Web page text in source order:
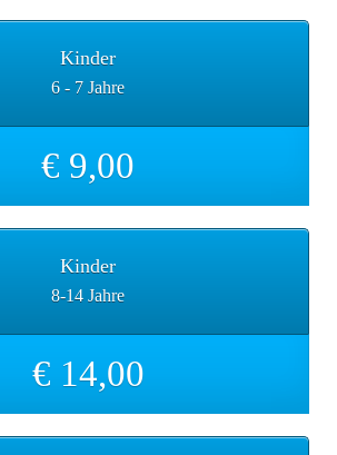
Kinder
6 - 7 Jahre
€ 9,00
Kinder
8-14 Jahre
€ 14,00